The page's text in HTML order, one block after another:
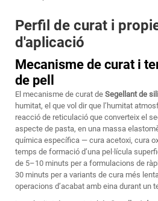
Perfil de curat i
d'aplicació
Mecanisme de curat i
de pell
El mecanisme de curat de Segellant de
humitat, el que vol dir que l’humitat
reacció de reticulació que converteix el
aspecte de pasta, en una massa
química específica — cura acetoxi, cura
temps de formació d’una pel·lícula
de 5–10 minuts per a formulacions de
30 minuts per a variants de cura més
operacions d’acabat amb eina durant un